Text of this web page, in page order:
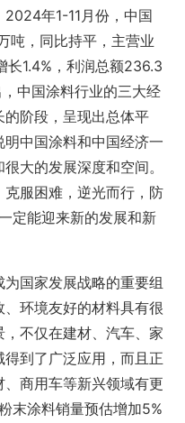
年1-11月份，中国
吨，同比持平，主营业
1.4%，利润总额236.3
中国涂料行业的三大经
阶段，呈现出总体平
中国涂料和中国经济一
大的发展深度和空间。
服困难，逆光而行，防
定能迎来新的发展和新
国家发展战略的重要组
环境友好的材料具有很
不仅在建材、汽车、家
到了广泛应用，而且正
商用车等新兴领域有更
末涂料销量预估增加5%